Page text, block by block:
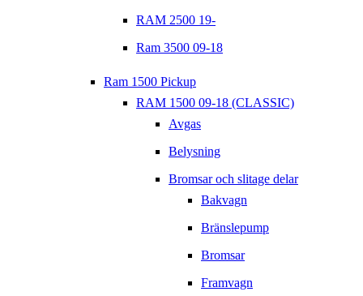
RAM 2500 19-
Ram 3500 09-18
Ram 1500 Pickup
RAM 1500 09-18 (CLASSIC)
Avgas
Belysning
Bromsar och slitage delar
Bakvagn
Bränslepump
Bromsar
Framvagn